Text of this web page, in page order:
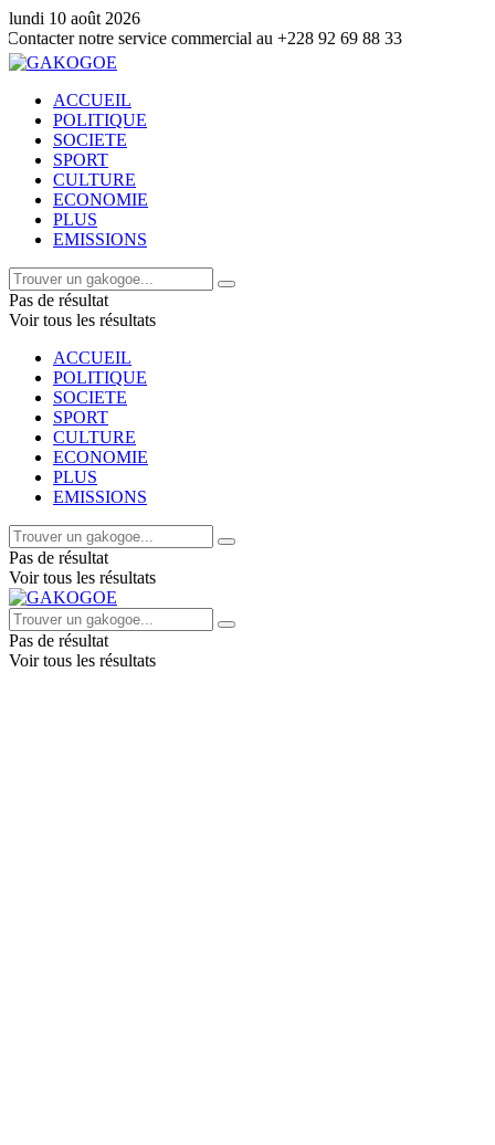
lundi 10 août 2026
service commercial au +228 92 69 88 33
ACCUEIL
POLITIQUE
SOCIETE
SPORT
CULTURE
ECONOMIE
PLUS
EMISSIONS
Pas de résultat
Voir tous les résultats
ACCUEIL
POLITIQUE
SOCIETE
SPORT
CULTURE
ECONOMIE
PLUS
EMISSIONS
Pas de résultat
Voir tous les résultats
Pas de résultat
Voir tous les résultats